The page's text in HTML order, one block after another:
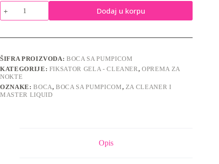
Boca
sa
pumpicom
Dodaj u korpu
ŠIFRA PROIZVODA:BOCA SA PUMPICOM
KATEGORIJE: FIKSATOR GELA - CLEANER,OPREMA ZA
NOKTE
OZNAKE:BOCA,BOCA SA PUMPICOM, ZA CLEANER I
MASTER LIQUID
Opis